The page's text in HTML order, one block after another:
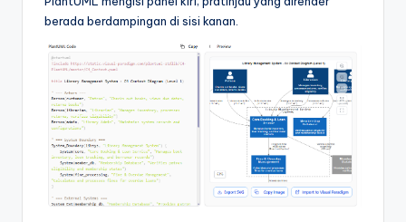
berada berdampingan di sisi kanan.